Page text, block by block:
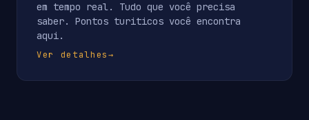
em tempo real. Tudo que você precisa
saber. Pontos turiticos você encontra
aqui.
Ver detalhes→